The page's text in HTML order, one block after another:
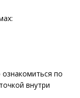
по
внутри